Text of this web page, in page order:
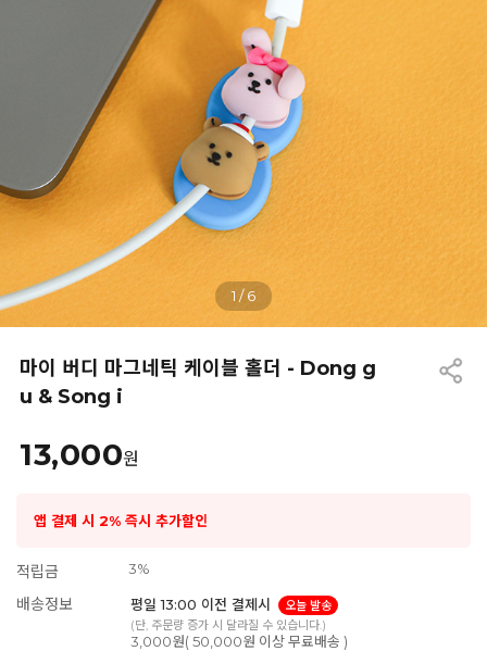
1 /6
마이 버디 마그네틱 케이블 홀더 - Dong g
u & Song i
13,000원
앱 결제 시 2% 즉시 추가할인
적립금 3%
배송정보 평일 13:00 이전 결제시
오늘 발송
(단, 주문량 증가 시 달라질 수 있습니다.)
3,000원( 50,000원 이상 무료배송 )